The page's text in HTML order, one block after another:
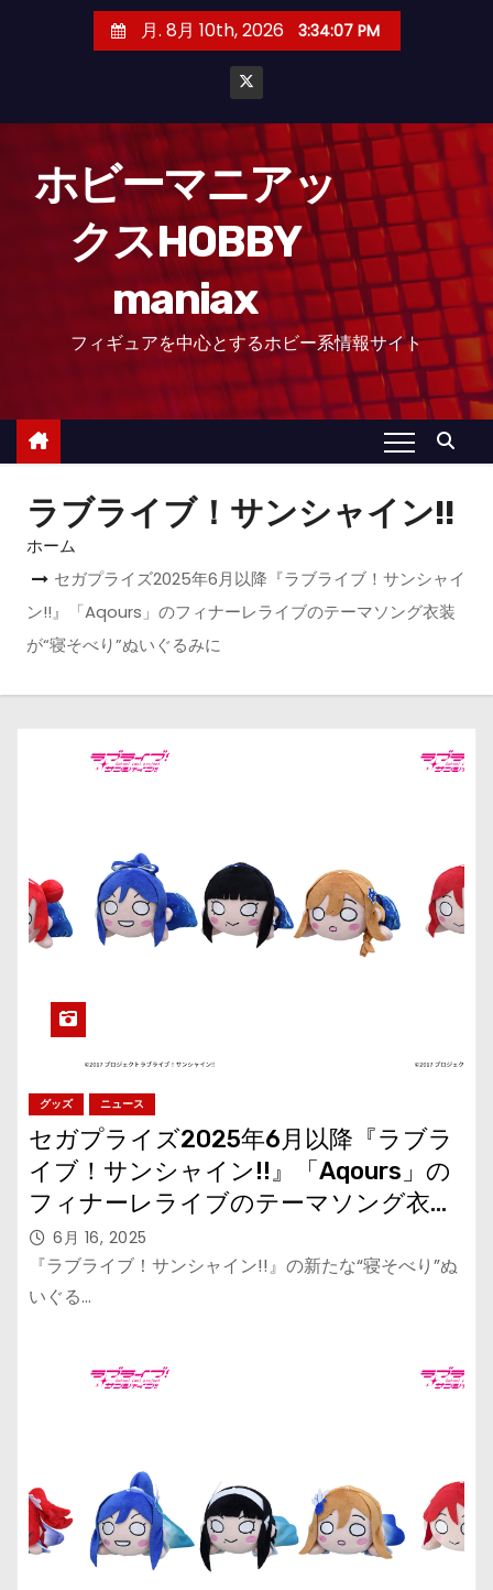
月. 8月 10th, 2026 3:34:08 PM
ホビーマニアッ
クスHOBBY
maniax
フィギュアを中心とするホビー系情報サイト
ラブライブ！サンシャイン!!
ホーム
セガプライズ2025年6月以降『ラブライブ！サンシャイ
ン!!』「Aqours」のフィナーレライブのテーマソング衣装
が“寝そべり”ぬいぐるみに
グッズ ニュース
セガプライズ2025年6月以降『ラブラ
イブ！サンシャイン!!』「Aqours」の
フィナーレライブのテーマソング衣装
が“寝そべり”ぬいぐるみに
6月 16, 2025
『ラブライブ！サンシャイン!!』の新たな“寝そべり”ぬ
いぐる…